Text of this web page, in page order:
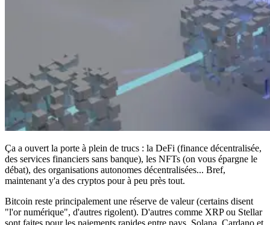
Ça a ouvert la porte à plein de trucs : la DeFi (finance décentralisée,
des services financiers sans banque), les NFTs (on vous épargne le
débat), des organisations autonomes décentralisées... Bref,
maintenant y'a des cryptos pour à peu près tout.
Bitcoin reste principalement une réserve de valeur (certains disent
"l'or numérique", d'autres rigolent). D'autres comme XRP ou Stellar
sont faites pour les paiements rapides entre pays. Solana, Cardano et